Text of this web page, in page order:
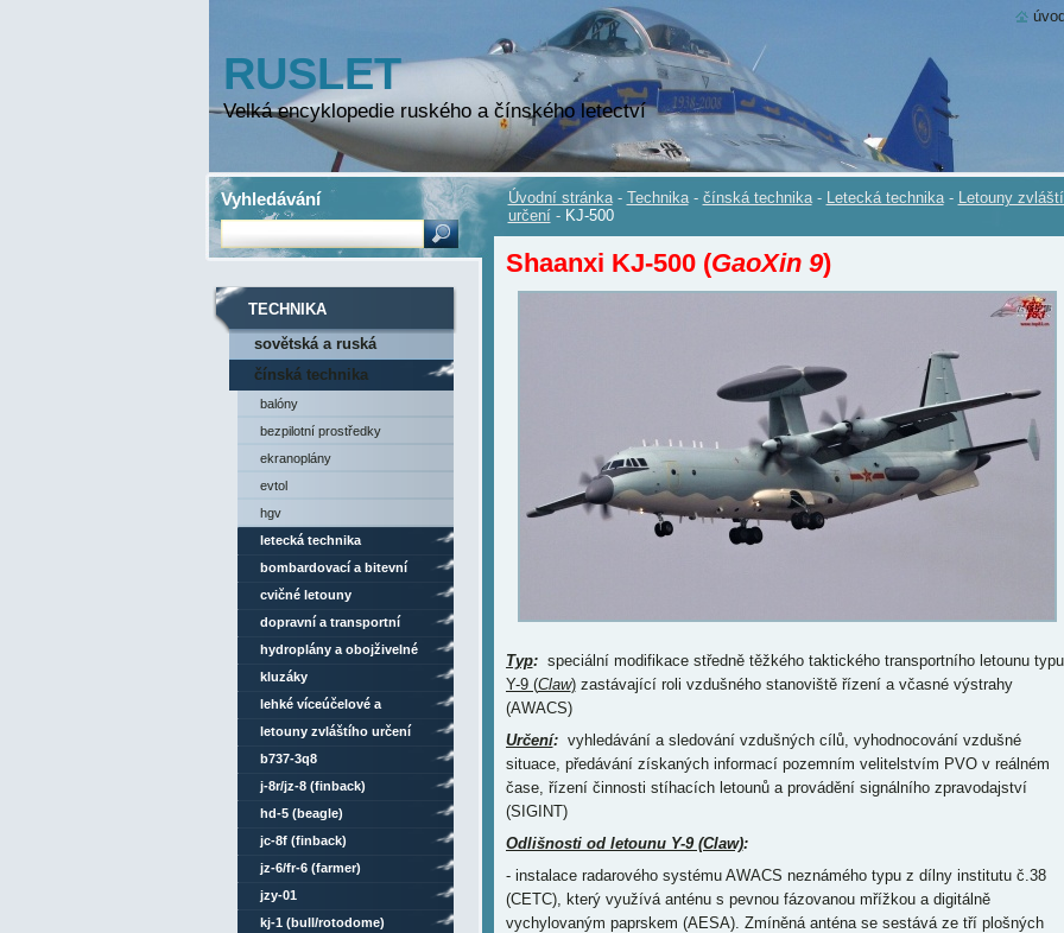
RUSLET
Velká encyklopedie ruského a čínského letectví
Úvodní stránka - Technika - čínská technika - Letecká technika - Letouny
určení - KJ-500
Shaanxi KJ-500 (GaoXin 9)
Typ:speciální modifikace středně těžkého taktického transportního letounu typu
Y-9 (Claw)zastávající roli vzdušného stanoviště řízení a včasné výstrahy
(AWACS)
Určení:vyhledávání a sledování vzdušných cílů, vyhodnocování vzdušné
situace, předávání získaných informací pozemním velitelstvím PVO v reálném
čase, řízení činnosti stíhacích letounů a provádění signálního zpravodajství
(SIGINT)
Odlišnosti od letounu Y-9 (Claw):
- instalace radarového systému AWACS neznámého typu z dílny institutu č.38
(CETC), který využívá anténu s pevnou fázovanou mřížkou a digitálně
vychylovaným paprskem (AESA). Zmíněná anténa se sestává ze tří plošných
TECHNIKA
sovětská a ruská
technika
čínská technika
balóny
bezpilotní prostředky
ekranoplány
evtol
hgv
letecká technika
bombardovací a bitevní
letouny
cvičné letouny
dopravní a transportní
letouny
hydroplány a obojživelné
letouny
kluzáky
lehké víceúčelové a
sportovní letouny
letouny zvláštího určení
b737-3q8
j-8r/jz-8 (finback)
hd-5 (beagle)
jc-8f (finback)
jz-6/fr-6 (farmer)
jzy-01
kj-1 (bull/rotodome)
Vyhledávání